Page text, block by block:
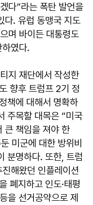
다”라는 폭탄 발언을
다. 유럽 동맹국 지도
며 바이든 대통령도
였다.
지 재단에서 작성한
향후 트럼프 2기 정
책에 대해서 명확하
주목할 대목은 “미국
큰 책임을 져야 한
미군에 대한 방위비
분명하다. 또한, 트럼
해왔던 인플레이션
폐지하고 인도·태평
을 선거공약으로 제